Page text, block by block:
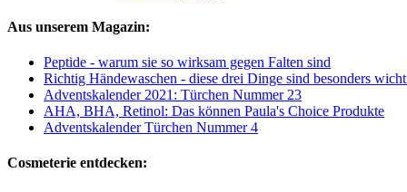
Aus unserem Magazin:
Peptide - warum sie so wirksam gegen Falten sind
Richtig Händewaschen - diese drei Dinge sind besonders
Adventskalender 2021: Türchen Nummer 23
AHA, BHA, Retinol: Das können Paula's Choice Produkte
Adventskalender Türchen Nummer 4
Cosmeterie entdecken: